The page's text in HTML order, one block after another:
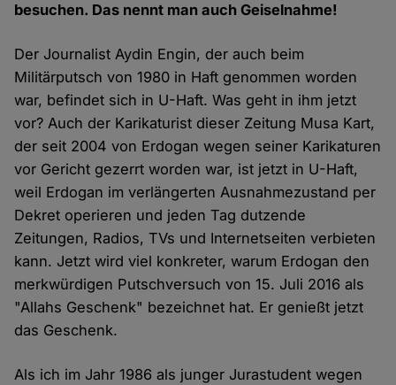
besuchen. Das nennt man auch Geiselnahme!
Der Journalist Aydin Engin, der auch beim
Militärputsch von 1980 in Haft genommen worden
war, befindet sich in U-Haft. Was geht in ihm jetzt
vor? Auch der Karikaturist dieser Zeitung Musa Kart,
der seit 2004 von Erdogan wegen seiner Karikaturen
vor Gericht gezerrt worden war, ist jetzt in U-Haft,
weil Erdogan im verlängerten Ausnahmezustand per
Dekret operieren und jeden Tag dutzende
Zeitungen, Radios, TVs und Internetseiten verbieten
kann. Jetzt wird viel konkreter, warum Erdogan den
merkwürdigen Putschversuch von 15. Juli 2016 als
"Allahs Geschenk" bezeichnet hat. Er genießt jetzt
das Geschenk.
Als ich im Jahr 1986 als junger Jurastudent wegen